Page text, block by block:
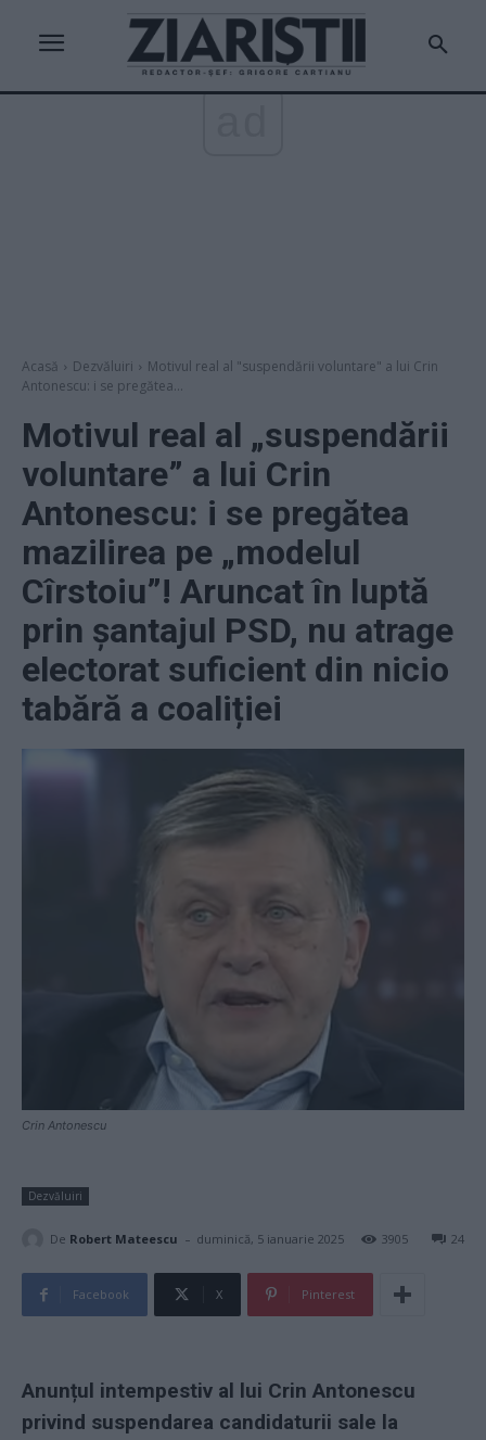
Acasă Dezvăluiri
Motivul real al "suspendării voluntare" a lui Crin
Antonescu: i se pregătea...
Motivul real al „suspendării
voluntare” a lui Crin
Antonescu: i se pregătea
mazilirea pe „modelul
Cîrstoiu”! Aruncat în luptă
prin șantajul PSD, nu atrage
electorat suficient din nicio
tabără a coaliției
Crin Antonescu
Dezvăluiri
De Robert Mateescu - duminică, 5 ianuarie 2025 24
3905
Facebook X Pinterest
Anunțul intempestiv al lui Crin Antonescu
privind suspendarea candidaturii sale la